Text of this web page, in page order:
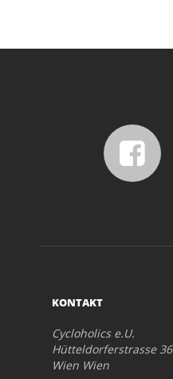
KONTAKT
Cycloholics e.U.
Hütteldorferstrasse 36
Wien Wien